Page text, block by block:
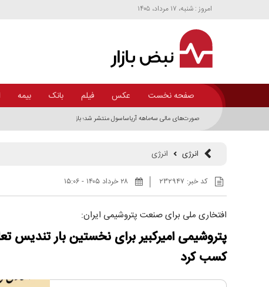
امروز : شنبه، ۱۷ مرداد، ۱۴۰۵
صفحه نخست عکس فیلم بانک بیمه
صورت‌های مالی سه‌ماهه آریاساسول منتشر شد؛ بازگشت تولید پس از توقف ناشی
انرژی انرژی
کد خبر:۲۳۲۹۴۷ ۲۸ خرداد ۱۴۰۵ - ۱۵:۰۶
افتخاری ملی برای صنعت پتروشیمی ایران:
پتروشیمی امیرکبیر برای نخستین بار تندیس
کسب کرد